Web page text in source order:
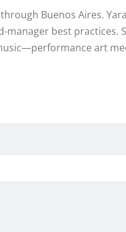
Buenos Aires.
manager best practices.
art